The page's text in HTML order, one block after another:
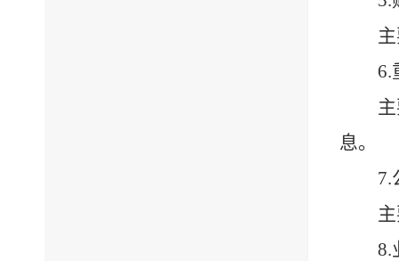
6.
息。
7.
8.